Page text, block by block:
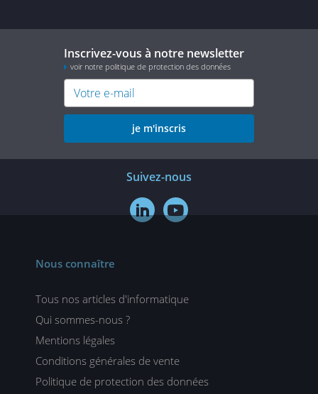
Inscrivez-vous à notre newsletter
voir notre politique de protection des données
je m'inscris
Suivez-nous
 
Nous connaître
Tous nos articles d'informatique
Qui sommes-nous ?
Mentions légales
Conditions générales de vente
Politique de protection des données